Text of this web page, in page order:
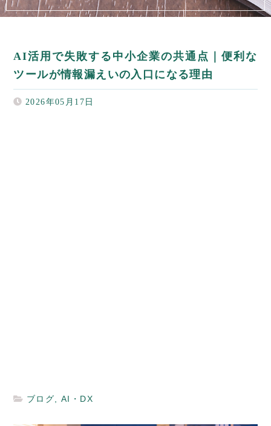
AI活用で失敗する中小企業の共通点｜便利な
ツールが情報漏えいの入口になる理由
2026年05月17日
ブログ AI・DX